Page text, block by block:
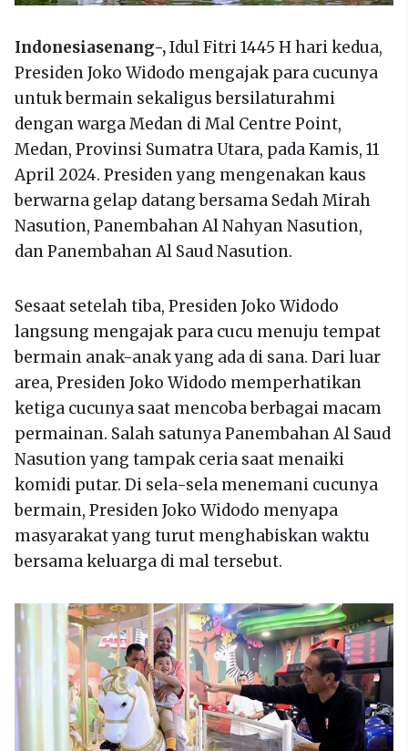
Indonesiasenang-,Idul Fitri 1445 H hari kedua,
Presiden Joko Widodo mengajak para cucunya
untuk bermain sekaligus bersilaturahmi
dengan warga Medan di Mal Centre Point,
Medan, Provinsi Sumatra Utara, pada Kamis, 11
April 2024. Presiden yang mengenakan kaus
berwarna gelap datang bersama Sedah Mirah
Nasution, Panembahan Al Nahyan Nasution,
dan Panembahan Al Saud Nasution.
Sesaat setelah tiba, Presiden Joko Widodo
langsung mengajak para cucu menuju tempat
bermain anak-anak yang ada di sana. Dari luar
area, Presiden Joko Widodo memperhatikan
ketiga cucunya saat mencoba berbagai macam
permainan. Salah satunya Panembahan Al Saud
Nasution yang tampak ceria saat menaiki
komidi putar. Di sela-sela menemani cucunya
bermain, Presiden Joko Widodo menyapa
masyarakat yang turut menghabiskan waktu
bersama keluarga di mal tersebut.